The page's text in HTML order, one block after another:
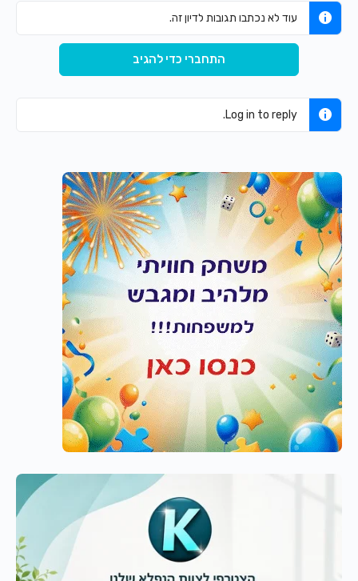
עוד לא נכתבו תגובות לדיון זה.
התחברי כדי להגיב
Log in to reply.